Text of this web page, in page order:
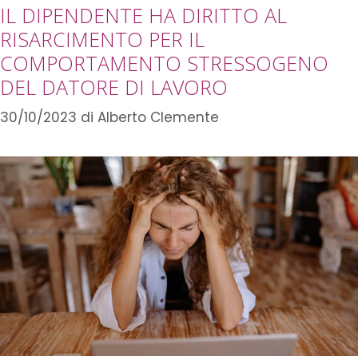
IL DIPENDENTE HA DIRITTO AL
RISARCIMENTO PER IL
COMPORTAMENTO STRESSOGENO
DEL DATORE DI LAVORO
30/10/2023 di Alberto Clemente